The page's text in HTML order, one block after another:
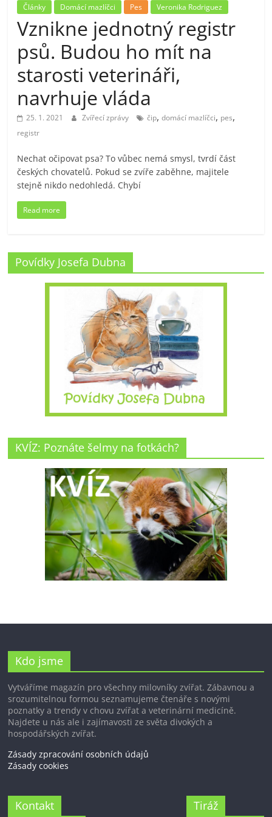
Články Domácí mazlíčci Pes Veronika Rodriguez
Vznikne jednotný registr
psů. Budou ho mít na
starosti veterináři,
navrhuje vláda
25. 1. 2021 Zvířecí zprávy čip,domácí mazlíčci, pes,
registr
Nechat očipovat psa? To vůbec nemá smysl, tvrdí část
českých chovatelů. Pokud se zvíře zaběhne, majitele
stejně nikdo nedohledá. Chybí
Read more
Povídky Josefa Dubna
KVÍZ: Poznáte šelmy na fotkách?
Kdo jsme
Vytváříme magazín pro všechny milovníky zvířat. Zábavnou a
srozumitelnou formou seznamujeme čtenáře s novými
poznatky a trendy v chovu zvířat a veterinární medicíně.
Najdete u nás ale i zajímavosti ze světa divokých a
hospodářských zvířat.
Zásady zpracování osobních údajů
Zásady cookies
Kontakt Tiráž